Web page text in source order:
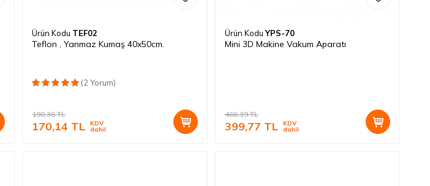
Ürün Kodu TEF02
Teflon , Yanmaz Kumaş 40x50cm.
(2 Yorum)
190,36TL
170,14 TL KDV
dahil
Ürün KoduYPS-70
Mini 3D Makine Vakum Aparatı
466,39TL
399,77 TL KDV
dahil